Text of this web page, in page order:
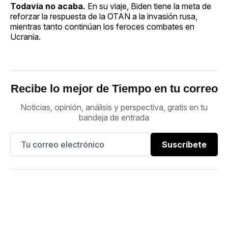
Todavía no acaba. En su viaje, Biden tiene la meta de
reforzar la respuesta de la OTAN a la invasión rusa,
mientras tanto continúan los feroces combates en
Ucrania.
Recibe lo mejor de Tiempo en tu correo
Noticias, opinión, análisis y perspectiva, gratis en tu
bandeja de entrada
Suscríbete